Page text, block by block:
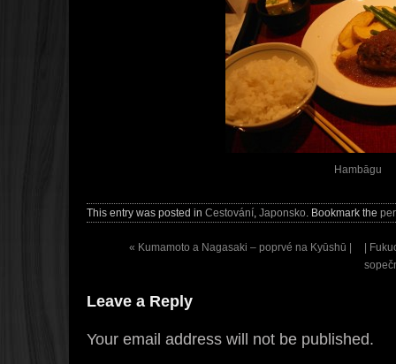
Hambāgu
This entry was posted in Cestování, Japonsko. Bookmark the
« Kumamoto a Nagasaki – poprvé na Kyūshū |
|
Leave a Reply
Your email address will not be published.